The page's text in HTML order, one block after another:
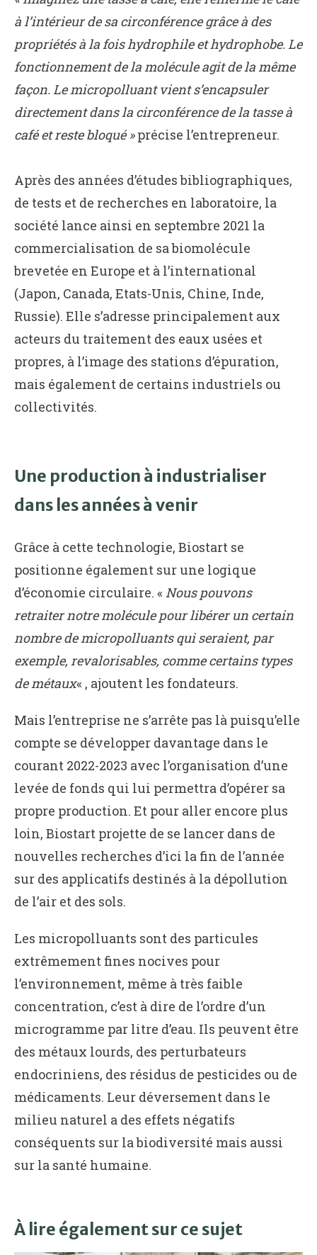
à l’intérieur de sa circonférence grâce à des
propriétés à la fois hydrophile et hydrophobe. Le
fonctionnement de la molécule agit de la même
façon. Le micropolluant vient s’encapsuler
directement dans la circonférence de la tasse à
café et reste bloqué »précise l’entrepreneur.
Après des années d’études bibliographiques,
de tests et de recherches en laboratoire, la
société lance ainsi en septembre 2021 la
commercialisation de sa biomolécule
brevetée en Europe et à l’international
(Japon, Canada, Etats-Unis, Chine, Inde,
Russie). Elle s’adresse principalement aux
acteurs du traitement des eaux usées et
propres, à l’image des stations d’épuration,
mais également de certains industriels ou
collectivités.
Une production à industrialiser
dans les années à venir
Grâce à cette technologie, Biostart se
positionne également sur une logique
d’économie circulaire. « Nous pouvons
retraiter notre molécule pour libérer un certain
nombre de micropolluants qui seraient, par
exemple, revalorisables, comme certains types
de métaux« , ajoutent les fondateurs.
Mais l’entreprise ne s’arrête pas là puisqu’elle
compte se développer davantage dans le
courant 2022-2023 avec l’organisation d’une
levée de fonds qui lui permettra d’opérer sa
propre production. Et pour aller encore plus
loin, Biostart projette de se lancer dans de
nouvelles recherches d’ici la fin de l’année
sur des applicatifs destinés à la dépollution
de l’air et des sols.
Les micropolluants sont des particules
extrêmement fines nocives pour
l’environnement, même à très faible
concentration, c’est à dire de l’ordre d’un
microgramme par litre d’eau. Ils peuvent être
des métaux lourds, des perturbateurs
endocriniens, des résidus de pesticides ou de
médicaments. Leur déversement dans le
milieu naturel a des effets négatifs
conséquents sur la biodiversité mais aussi
sur la santé humaine.
À lire également sur ce sujet